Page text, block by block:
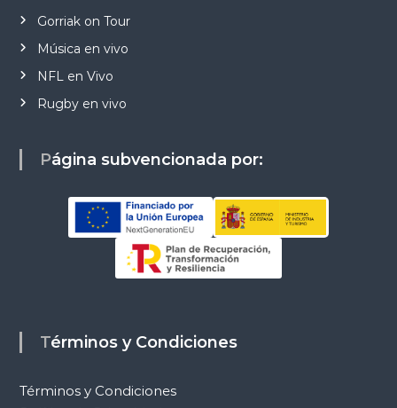
Gorriak on Tour
Música en vivo
NFL en Vivo
Rugby en vivo
Página subvencionada por:
Términos y Condiciones
Términos y Condiciones